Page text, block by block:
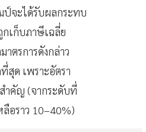
ป์จะได้รับผลกระทบ
เก็บภาษีเฉลี่ย
าตรการดังกล่าว
สุด เพราะอัตรา
ำคัญ (จากระดับที่
อราว 10–40%)